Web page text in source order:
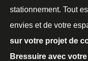
stationnement. Tout
envies et de votre
sur votre projet de
Bressuire avec